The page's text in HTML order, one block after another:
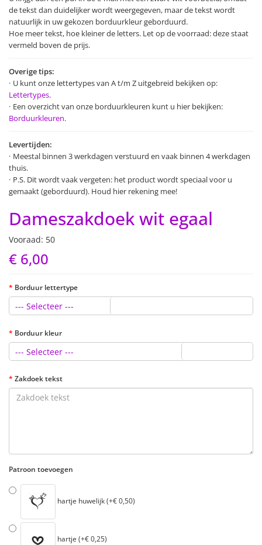
de tekst dan duidelijker wordt weergegeven, maar de tekst wordt
natuurlijk in uw gekozen borduurkleur geborduurd.
Hoe meer tekst, hoe kleiner de letters. Let op de voorraad: deze staat
vermeld boven de prijs.
Overige tips:
U kunt onze lettertypes van A t/m Z uitgebreid bekijken op:
Lettertypes.
Een overzicht van onze borduurkleuren kunt u hier bekijken:
Borduurkleuren.
Levertijden:
Meestal binnen 3 werkdagen verstuurd en vaak binnen 4 werkdagen
thuis.
P.S. Dit wordt vaak vergeten: het product wordt speciaal voor u
gemaakt (geborduurd). Houd hier rekening mee!
Dameszakdoek wit egaal
Vooraad: 50
€ 6,00
Borduur lettertype
--- Selecteer ---
Borduur kleur
--- Selecteer ---
Zakdoek tekst
Patroon toevoegen
hartje huwelijk (+€ 0,50)
hartje (+€ 0,25)